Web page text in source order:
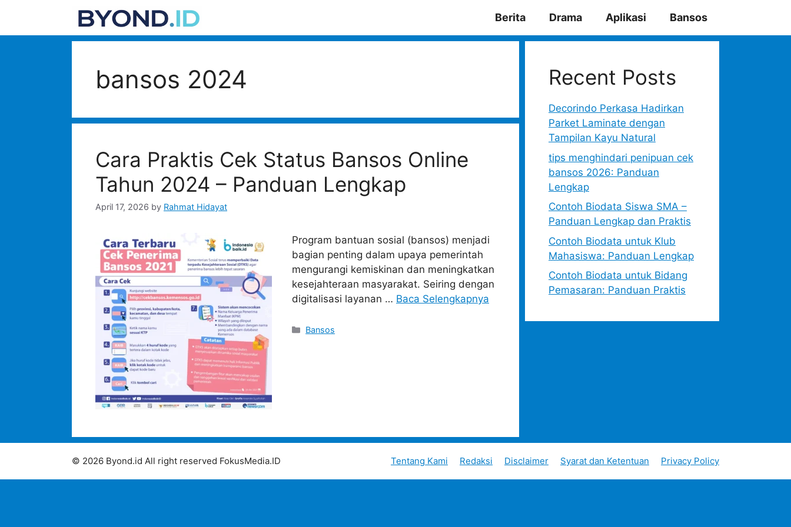
content
Berita Drama Aplikasi Bansos
bansos 2024
Cara Praktis Cek Status Bansos Online
Tahun 2024 – Panduan Lengkap
April 17, 2026 by Rahmat Hidayat
Program bantuan sosial (bansos) menjadi
bagian penting dalam upaya pemerintah
mengurangi kemiskinan dan meningkatkan
kesejahteraan masyarakat. Seiring dengan
digitalisasi layanan … Baca Selengkapnya
Categories
Bansos
Recent Posts
Decorindo Perkasa Hadirkan
Parket Laminate dengan
Tampilan Kayu Natural
tips menghindari penipuan cek
bansos 2026: Panduan
Lengkap
Contoh Biodata Siswa SMA –
Panduan Lengkap dan Praktis
Contoh Biodata untuk Klub
Mahasiswa: Panduan Lengkap
Contoh Biodata untuk Bidang
Pemasaran: Panduan Praktis
Tentang Kami Redaksi Disclaimer Syarat dan Ketentuan Privacy Policy
© 2026 Byond.id All right reserved FokusMedia.ID